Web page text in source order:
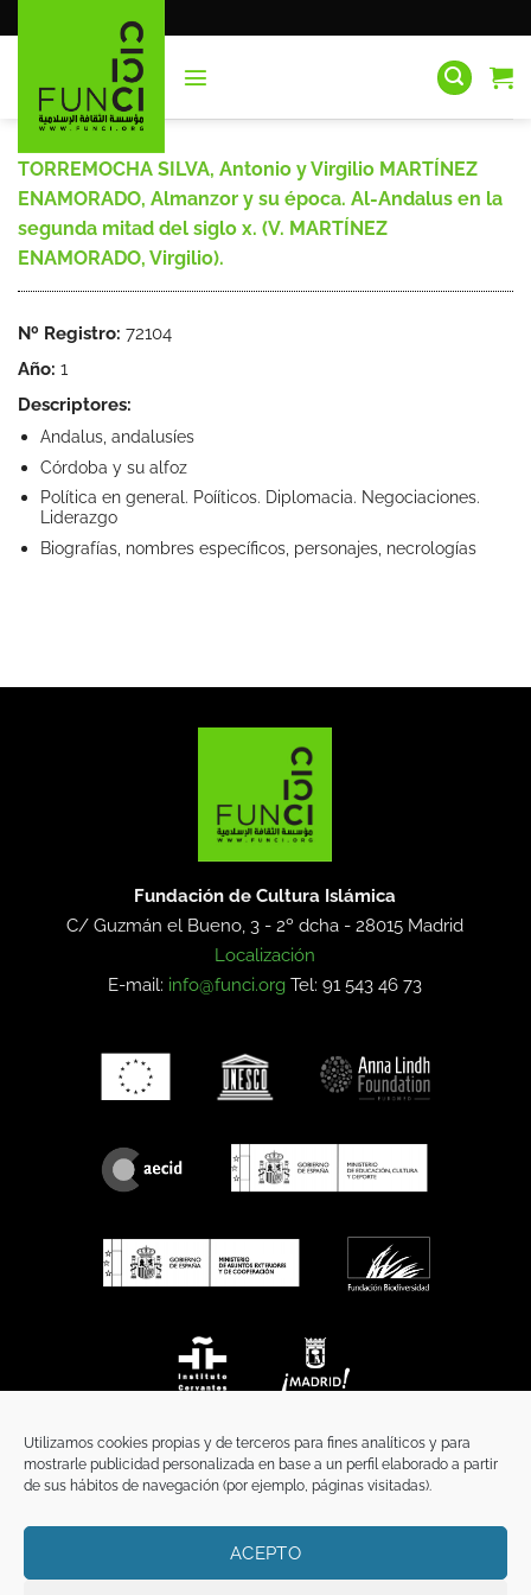
Utilizamos cookies propias y de terceros para fines analíticos y para
mostrarle publicidad personalizada en base a un perfil elaborado a partir
de sus hábitos de navegación (por ejemplo, páginas visitadas).
ACEPTO
al
TORREMOCHA SILVA, Antonio y Virgilio MARTÍNEZ
ENAMORADO, Almanzor y su época. Al-Andalus en la
segunda mitad del siglo x. (V. MARTÍNEZ
ENAMORADO, Virgilio).
Nº Registro: 72104
Año: 1
Descriptores:
Andalus, andalusíes
Córdoba y su alfoz
Política en general. Poííticos. Diplomacia. Negociaciones.
Liderazgo
Biografías, nombres específicos, personajes, necrologías
Fundación de Cultura Islámica
C/ Guzmán el Bueno, 3 - 2º dcha -28015 Madrid
Localización
E-mail: info@funci.org Tel: 91 543 46 73